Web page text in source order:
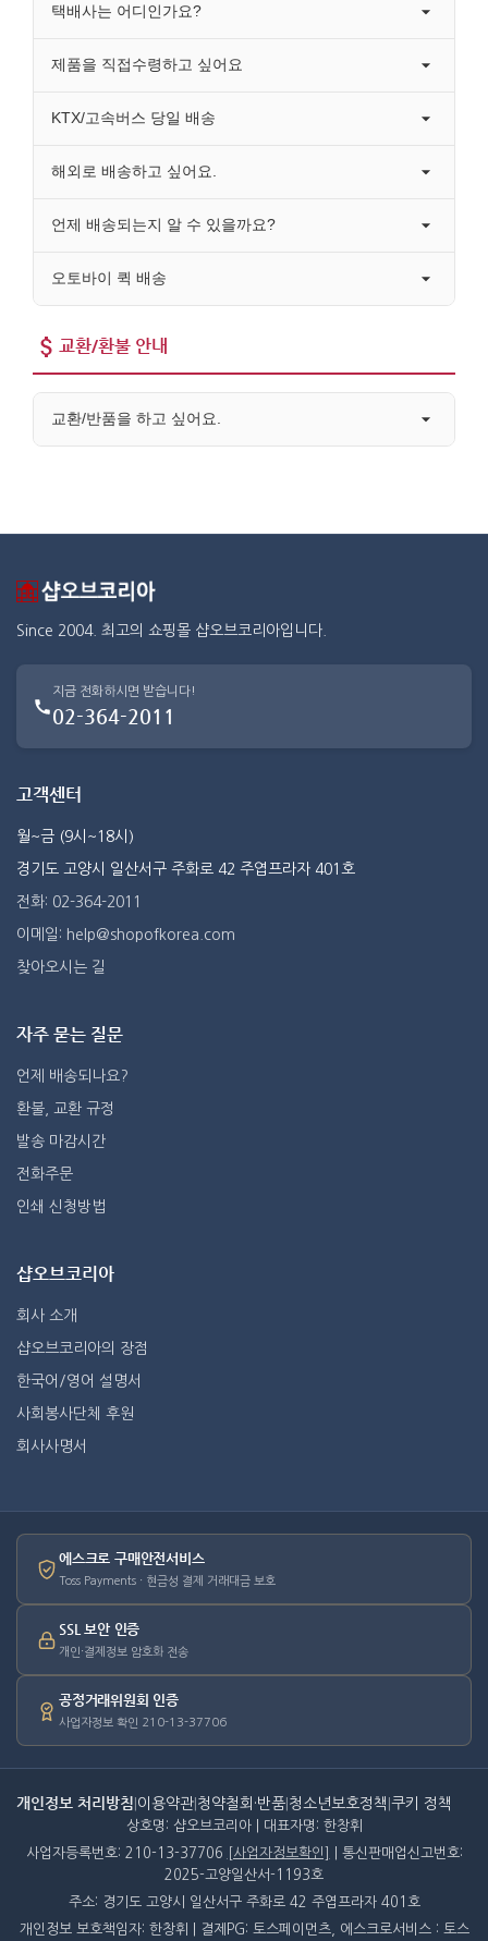
택배사는 어디인가요?
제품을 직접수령하고 싶어요
KTX/고속버스 당일 배송
해외로 배송하고 싶어요.
언제 배송되는지 알 수 있을까요?
오토바이 퀵 배송
교환/환불 안내
교환/반품을 하고 싶어요.
Since 2004. 최고의 쇼핑몰 샵오브코리아입니다.
지금 전화하시면 받습니다!
02-364-2011
고객센터
월~금 (9시~18시)
경기도 고양시 일산서구 주화로 42 주엽프라자 401호
전화: 02-364-2011
이메일: help@shopofkorea.com
찾아오시는 길
자주 묻는 질문
언제 배송되나요?
환불, 교환 규정
발송 마감시간
전화주문
인쇄 신청방법
샵오브코리아
회사 소개
샵오브코리아의 장점
한국어/영어 설명서
사회봉사단체 후원
회사사명서
에스크로 구매안전서비스
Toss Payments · 현금성 결제 거래대금 보호
SSL 보안 인증
개인·결제정보 암호화 전송
공정거래위원회 인증
사업자정보 확인 210-13-37706
개인정보 처리방침 이용약관 청약철회·반품 청소년보호정책 쿠키 정책
상호명: 샵오브코리아 | 대표자명: 한창휘
사업자등록번호: 210-13-37706
[사업자정보확인]
| 통신판매업신고번호:
2025-고양일산서-1193호
주소: 경기도 고양시 일산서구 주화로 42 주엽프라자 401호
개인정보 보호책임자: 한창휘 | 결제PG: 토스페이먼츠, 에스크로서비스 : 토스